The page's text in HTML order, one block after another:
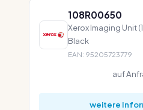
108R00650
Xerox Imaging Unit
Black
EAN: 95205723779
auf
weitere